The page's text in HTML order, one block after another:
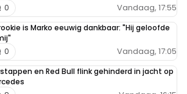
Vandaag, 17:55
0
is Marko eeuwig dankbaar: "Hij geloofde
Vandaag, 17:05
0
en Red Bull flink gehinderd in jacht op